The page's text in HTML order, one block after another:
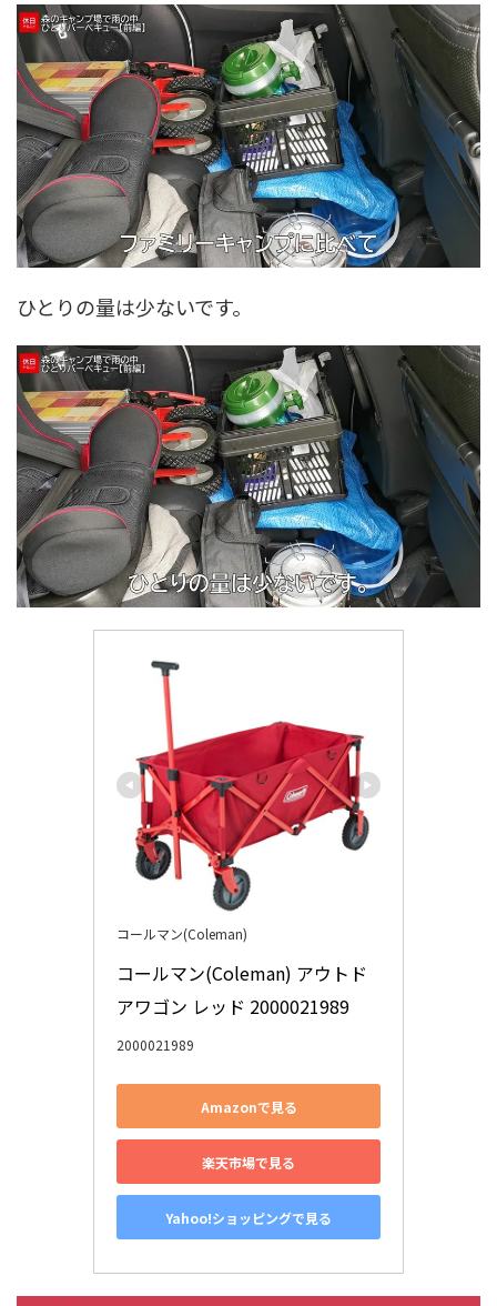
ひとりの量は少ないです。
コールマン(Coleman)
コールマン(Coleman) アウトド
アワゴン レッド 2000021989
2000021989
Amazonで見る
楽天市場で見る
Yahoo!ショッピングで見る